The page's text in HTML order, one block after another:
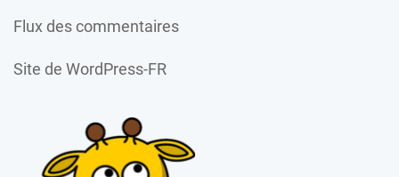
Flux des commentaires
Site de WordPress-FR